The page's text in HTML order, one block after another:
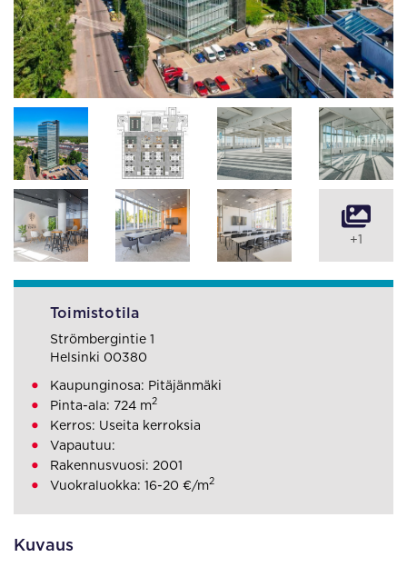
Kuvaus
+1
Toimistotila
Strömbergintie 1
Helsinki 00380
Kaupunginosa: Pitäjänmäki
Pinta-ala: 724 m2
Kerros: Useita kerroksia
Vapautuu:
Rakennusvuosi: 2001
Vuokraluokka: 16-20 €/m2